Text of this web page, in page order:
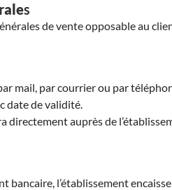
s
de vente opposable au
mail, par courrier ou par
date de validité.
directement auprès de
bancaire, l’établissement